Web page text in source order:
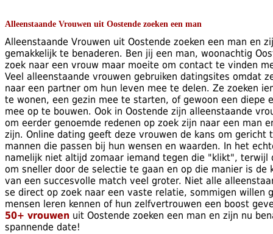
Alleenstaande Vrouwen uit Oostende zoeken een man
Alleenstaande Vrouwen uit Oostende zoeken een man en
gemakkelijk te benaderen. Ben jij een man, woonachtig
zoek naar een vrouw maar moeite om contact te vinden
Veel alleenstaande vrouwen gebruiken datingsites omdat
naar een partner om hun leven mee te delen. Ze zoeken
te wonen, een gezin mee te starten, of gewoon een diepe
mee op te bouwen. Ook in Oostende zijn alleenstaande
om eerder genoemde redenen op zoek zijn naar een man
zijn. Online dating geeft deze vrouwen de kans om gericht
mannen die passen bij hun wensen en waarden. In het
namelijk niet altijd zomaar iemand tegen die "klikt", terwijl
om sneller door de selectie te gaan en op die manier is de
van een succesvolle match veel groter. Niet alle
se direct op zoek naar een vaste relatie, sommigen willen
mensen leren kennen of hun zelfvertrouwen een boost
50+ vrouwen uit Oostende zoeken een man en zijn nu
spannende date!